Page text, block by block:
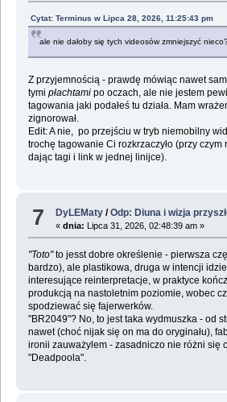
Cytat: Terminus w Lipca 28, 2026, 11:25:43 pm
ale nie dałoby się tych videosów zmniejszyć
Z przyjemnością - prawdę mówiąc nawet
tymi płachtamipo oczach, ale nie jestem
tagowania jaki podałeś tu działa. Mam
zignorował.
Edit: A nie, po przejściu w tryb niemobilny
trochę tagowanie Ci rozkrzaczyło (przy
dając tagi i link w jednej linijce).
7 DyLEMaty /Odp: Diuna i wizja
«dnia: Lipca 31, 2026, 02:48:39 am »
"Toto"to jesst dobre określenie - pierwsza
bardzo), ale plastikowa, druga w intencji
interesujące reinterpretacje, w praktyce
produkcją na nastoletnim poziomie, wobec
spodziewać się fajerwerków.
"BR2049"? No, to jest taka wydmuszka - od
nawet (choć nijak się on ma do oryginału),
ironii zauważylem - zasadniczo nie różni się
"Deadpoola".